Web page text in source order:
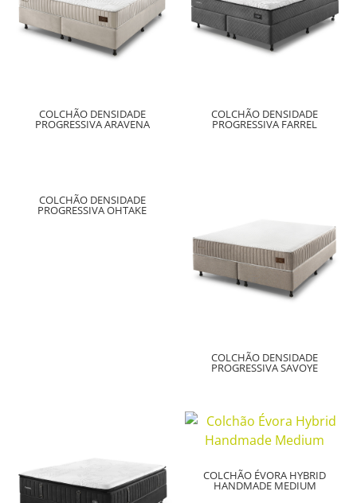
COLCHÃO DENSIDADE
PROGRESSIVA ARAVENA
COLCHÃO DENSIDADE
PROGRESSIVA FARREL
COLCHÃO DENSIDADE
PROGRESSIVA OHTAKE
COLCHÃO DENSIDADE
PROGRESSIVA SAVOYE
COLCHÃO ÉVORA HYBRID
HANDMADE MEDIUM